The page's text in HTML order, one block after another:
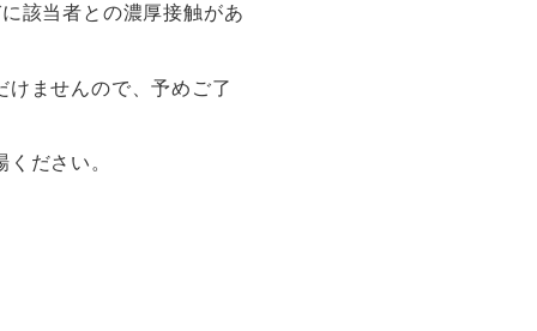
該当者との濃厚接触があ
ませんので、予めご了
ださい。